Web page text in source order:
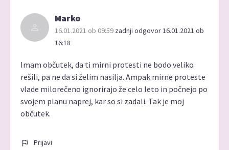
Marko
16.01.2021 ob 09:59 zadnji odgovor 16.01.2021 ob
16:18
Imam občutek, da ti mirni protesti ne bodo veliko
rešili, pa ne da si želim nasilja. Ampak mirne proteste
vlade milorečeno ignorirajo že celo leto in počnejo po
svojem planu naprej, kar so si zadali. Tak je moj
občutek.
Prijavi